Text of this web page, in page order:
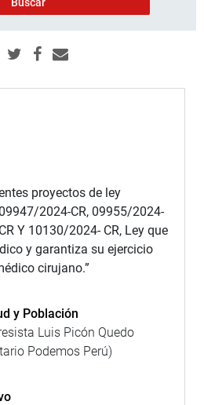
proyectos de ley
2024-CR, 09955/2024-
Y 10130/2024- CR, Ley que
y garantiza su ejercicio
cirujano.”
y Población
Luis Picón Quedo
Podemos Perú)